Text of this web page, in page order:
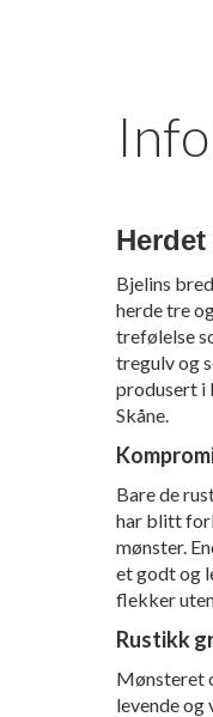
Bjelins
herde tre
trefølelse
tregulv og
produsert i
Skåne.
Bare de
har blitt
mønster.
et godt og
flekker
Rustikk
Mønsteret
levende og